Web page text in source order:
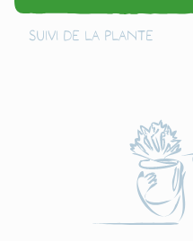
Suivi de la plante